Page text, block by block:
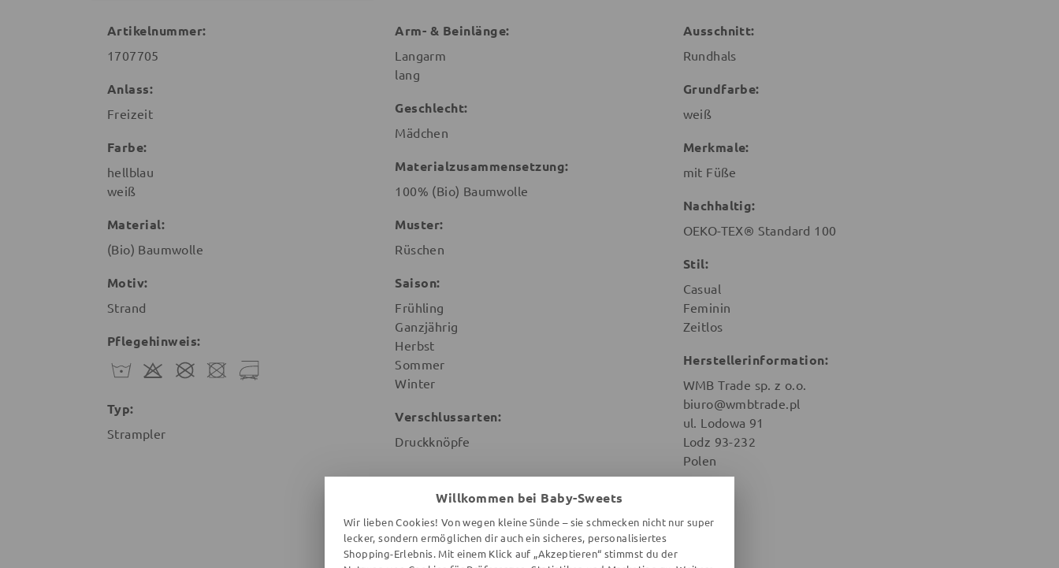
Artikelnummer:
1707705
Anlass:
Freizeit
Farbe:
hellblau
weiß
Material:
(Bio) Baumwolle
Motiv:
Strand
Pflegehinweis:
Typ:
Strampler
Arm- & Beinlänge:
Langarm
lang
Geschlecht:
Mädchen
Materialzusammensetzung:
100% (Bio) Baumwolle
Muster:
Rüschen
Saison:
Frühling
Ganzjährig
Herbst
Sommer
Winter
Verschlussarten:
Druckknöpfe
Ausschnitt:
Rundhals
Grundfarbe:
weiß
Merkmale:
mit Füße
Nachhaltig:
OEKO-TEX® Standard 100
Stil:
Casual
Feminin
Zeitlos
Herstellerinformation:
WMB Trade sp. z o.o.
biuro@wmbtrade.pl
ul. Lodowa 91
Lodz 93-232
Polen
Willkommen bei Baby-Sweets
Wir lieben Cookies! Von wegen kleine Sünde – sie schmecken nicht nur super
lecker, sondern ermöglichen dir auch ein sicheres, personalisiertes
Shopping-Erlebnis. Mit einem Klick auf „Akzeptieren“ stimmst du der